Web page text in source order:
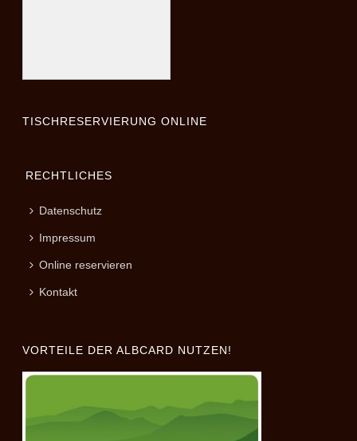
TISCHRESERVIERUNG ONLINE
RECHTLICHES
Datenschutz
Impressum
Online reservieren
Kontakt
VORTEILE DER ALBCARD NUTZEN!